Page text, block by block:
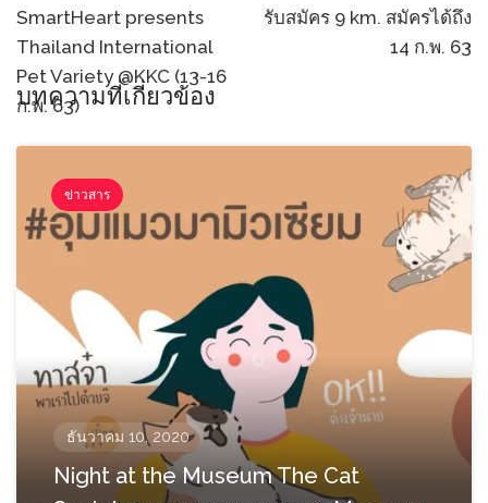
SmartHeart presents
Thailand International
Pet Variety @KKC (13-16
ก.พ. 63)
รับสมัคร 9 km. สมัครได้ถึง
14 ก.พ. 63
บทความที่เกี่ยวข้อง
ข่าวสาร
ธันวาคม 10, 2020
Night at the Museum The Cat